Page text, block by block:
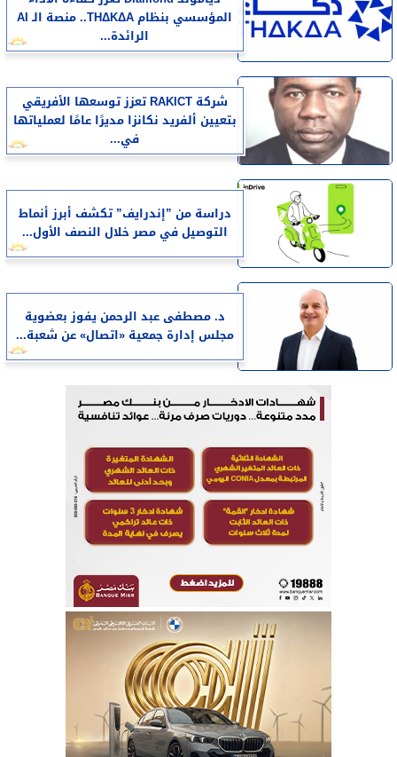
المؤسسي بنظام THΔKΔA.. منصة الـ AI
الرائدة...
شركة RAKICT تعزز توسعها الأفريقي
بتعيين ألفريد نكانزا مديرًا عامًا لعملياتها
في...
دراسة من ”إندرايف” تكشف أبرز أنماط
التوصيل في مصر خلال النصف الأول...
د. مصطفى عبد الرحمن يفوز بعضوية
مجلس إدارة جمعية «اتصال» عن شعبة...